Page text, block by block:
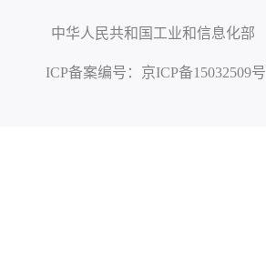
中华人民共和国工业和信息化部
ICP备案编号： 京ICP备15032509号